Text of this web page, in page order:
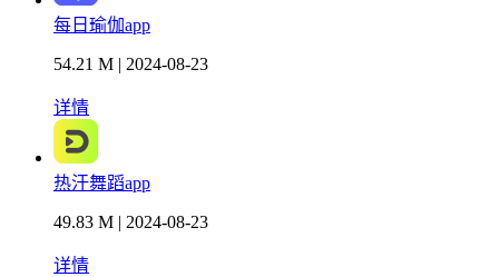
每日瑜伽app
54.21 M | 2024-08-23
详情
热汗舞蹈app
49.83 M | 2024-08-23
详情